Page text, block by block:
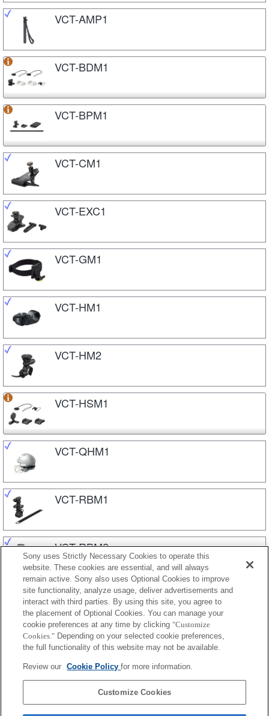
VCT-AMP1
VCT-BDM1
VCT-BPM1
VCT-CM1
VCT-EXC1
VCT-GM1
VCT-HM1
VCT-HM2
VCT-HSM1
VCT-QHM1
VCT-RBM1
VCT-RBM2
VCT-SCM1
VCT-STG1
Sony uses Strictly Necessary Cookies to operate this
website. These cookies are essential, and will always
remain active. Sony also uses Optional Cookies to improve
site functionality, analyze usage, deliver advertisements and
interact with third parties. By using this site, you agree to
the placement of Optional Cookies. You can manage your
cookie preferences at any time by clicking "Customize
Cookies." Depending on your selected cookie preferences,
the full functionality of this website may not be available.
Review our Cookie Policyfor more information.
Customize Cookies